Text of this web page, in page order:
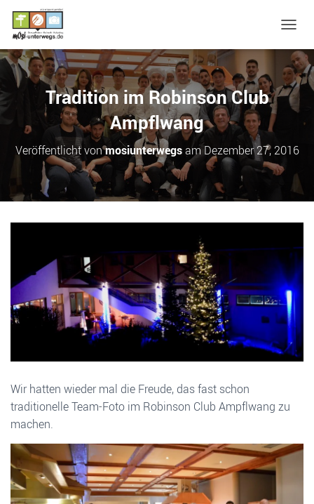
A
V
I
G
A
N
H
E
N
Tradition im Robinson Club
Ampflwang
Veröffentlicht vonmosiunterwegsamDezember 27, 2016
Wir hatten wieder mal die Freude, das fast schon
traditionelle Team-Foto im Robinson Club Ampflwang zu
machen.